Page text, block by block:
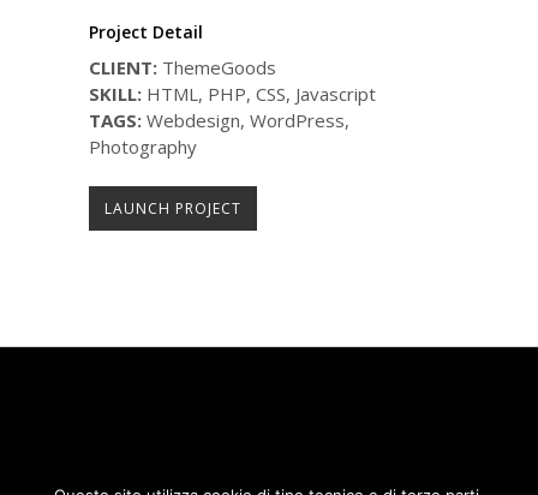
Project Detail
CLIENT: ThemeGoods
SKILL: HTML, PHP, CSS, Javascript
TAGS: Webdesign, WordPress,
Photography
LAUNCH PROJECT
COPYRIGHT 2020 | SOCIETÀ RAVA E C